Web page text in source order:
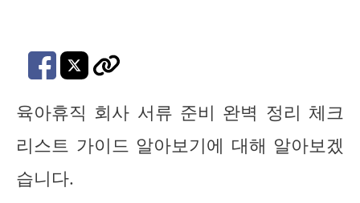
육아휴직 회사 서류 준비 완벽 정리 체크
리스트 가이드 알아보기에 대해 알아보겠
습니다.